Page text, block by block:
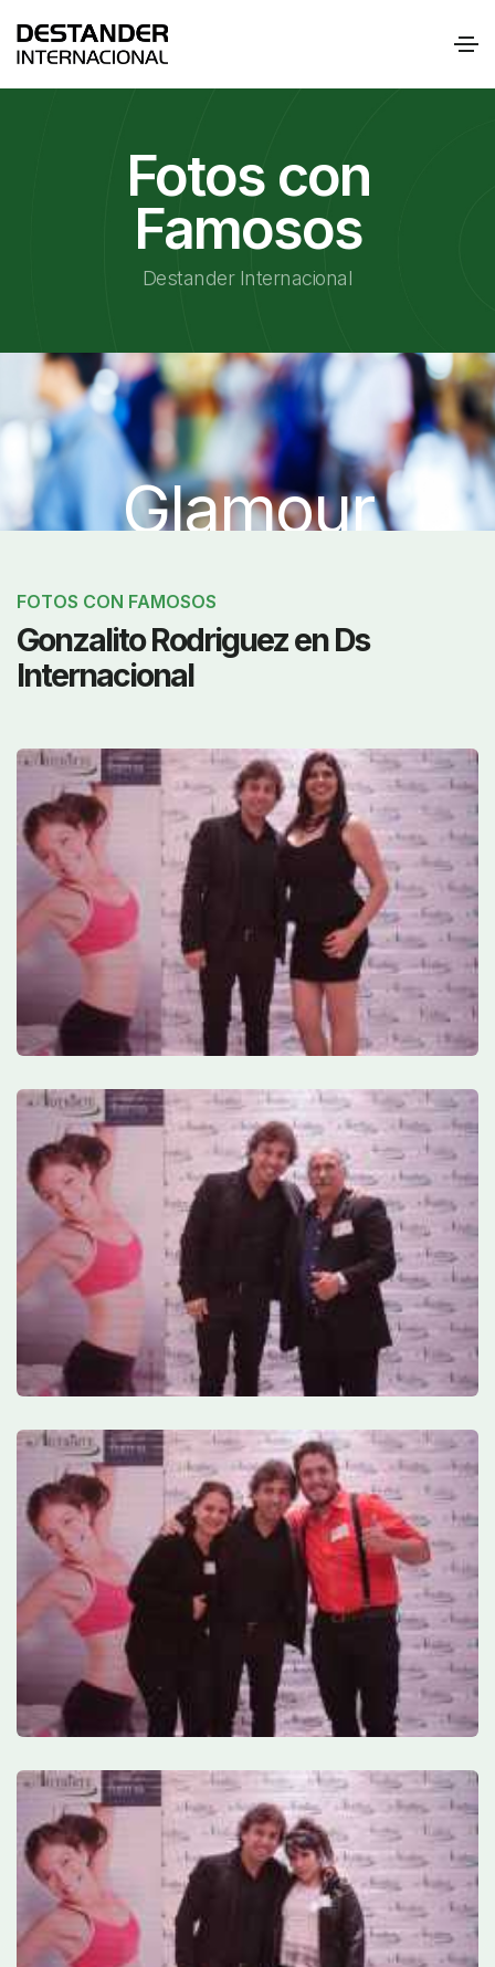
Fotos con
Famosos
Destander Internacional
Glamour
FOTOS CON FAMOSOS
Gonzalito Rodriguez en Ds
Internacional